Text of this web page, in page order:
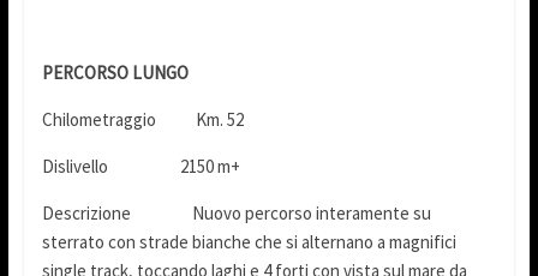
PERCORSO LUNGO
Chilometraggio Km. 52
Dislivello 2150 m+
Descrizione Nuovo percorso interamente su
sterrato con strade bianche che si alternano a magnifici
single track, toccando laghi e 4 forti con vista sul mare da